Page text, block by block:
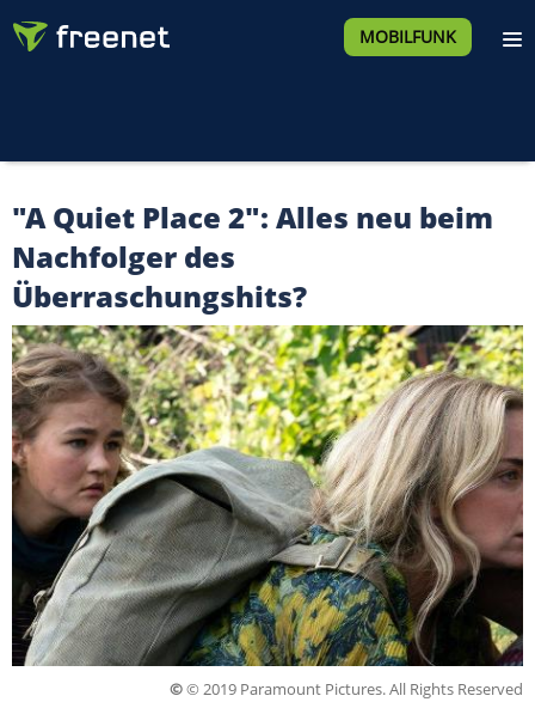
MOBILFUNK
"A Quiet Place 2": Alles neu beim
Nachfolger des
Überraschungshits?
©© 2019 Paramount Pictures. All Rights Reserved